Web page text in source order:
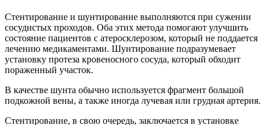
Стентирование и шунтирование выполняются при сужении
сосудистых проходов. Оба этих метода помогают улучшить
состояние пациентов с атеросклерозом, который не поддается
лечению медикаментами. Шунтирование подразумевает
установку протеза кровеносного сосуда, который обходит
пораженный участок.
В качестве шунта обычно используется фрагмент большой
подкожной вены, а также иногда лучевая или грудная артерия.
Стентирование, в свою очередь, заключается в установке